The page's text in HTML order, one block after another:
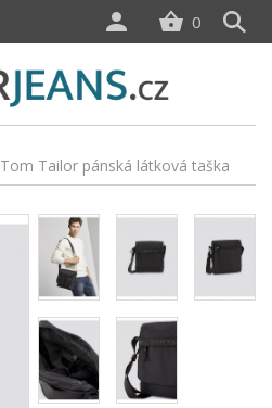
Tom Tailor pánská látková taška
0